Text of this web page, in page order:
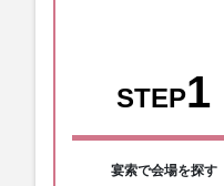
STEP1
宴索で会場を探す